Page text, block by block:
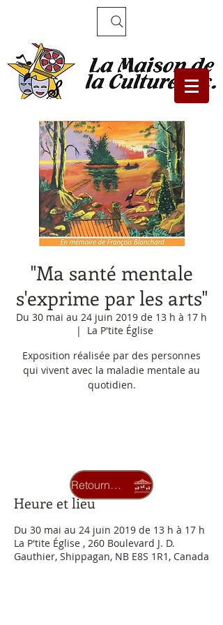
"Ma santé mentale
s'exprime par les arts"
Du 30 mai au 24 juin 2019 de 13 h à 17 h
  |
La P'tite Église
Exposition réalisée par des personnes
qui vivent avec la maladie mentale au
quotidien.
Heure et lieu
Du 30 mai au 24 juin 2019 de 13 h à 17 h
La P'tite Église , 260 Boulevard J. D.
Gauthier, Shippagan, NB E8S 1R1, Canada
Retourner au carrousel